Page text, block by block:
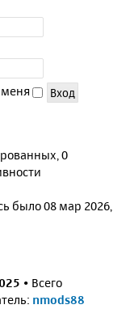
0
было 08 мар 2026,
• Всего
nmods88